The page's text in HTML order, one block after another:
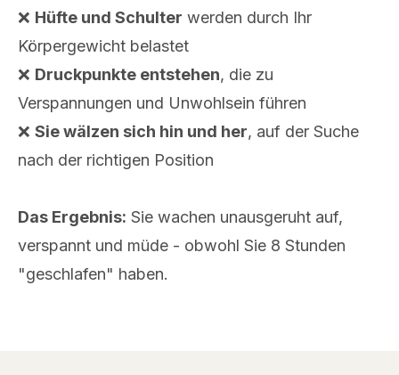
❌ Hüfte und Schulter werden durch Ihr
Körpergewicht belastet
❌ Druckpunkte entstehen, die zu
Verspannungen und Unwohlsein führen
❌ Sie wälzen sich hin und her, auf der Suche
nach der richtigen Position
Das Ergebnis: Sie wachen unausgeruht auf,
verspannt und müde - obwohl Sie 8 Stunden
"geschlafen" haben.